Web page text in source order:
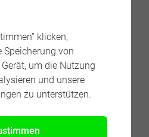
die Vielfalt
Media-
finden Sie mit
Ihre
klicken,
Speicherung von
um die Nutzung
und unsere
zu unterstützen.